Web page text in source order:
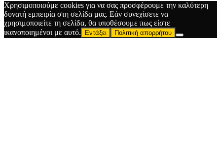
Χρησιμοποιούμε cookies για να σας προσφέρουμε την καλύτερη
δυνατή εμπειρία στη σελίδα μας. Εάν συνεχίσετε να
χρησιμοποιείτε τη σελίδα, θα υποθέσουμε πως είστε
ικανοποιημένοι με αυτό.
Εντάξει Πολιτική απορρήτου